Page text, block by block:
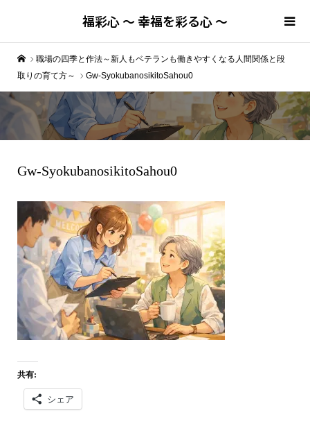
福彩心 ～ 幸福を彩る心 ～
職場の四季と作法～新人もベテランも働きやすくなる人間関係と段
取りの育て方～
Gw-SyokubanosikitoSahou0
Gw-SyokubanosikitoSahou0
共有:
シェア